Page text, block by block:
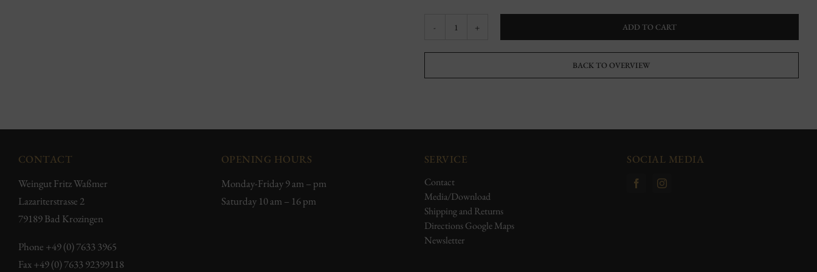
Kaiserberg
Herbolzheim
ADD TO CART
BACK TO OVERVIEW
CONTACT
Weingut Fritz Waßmer
Lazariterstrasse 2
79189 Bad Krozingen
Phone +49 (0) 7633 3965
Fax +49 (0) 7633 92399118
OPENING HOURS
Monday-Friday 9 am – pm
Saturday 10 am – 16 pm
SERVICE
Contact
Media/Download
Shipping and Returns
Directions Google Maps
Newsletter
SOCIAL MEDIA